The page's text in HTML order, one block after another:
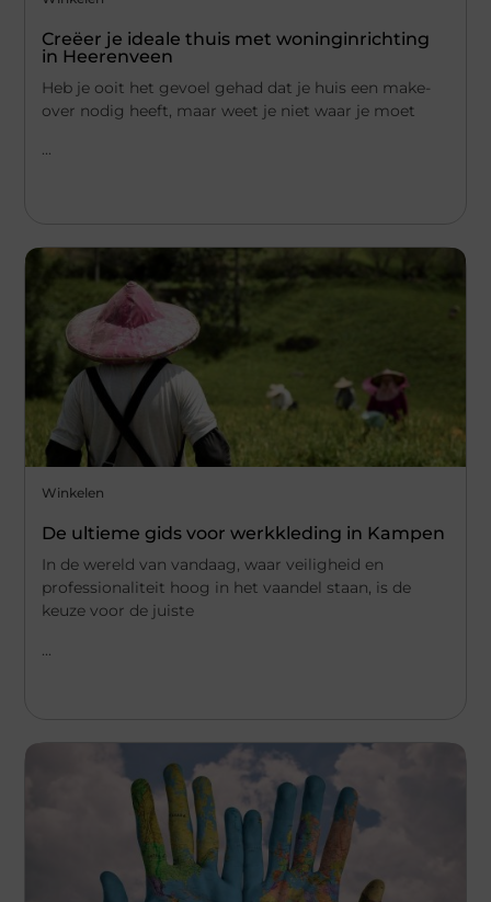
Creëer je ideale thuis met woninginrichting
in Heerenveen
Heb je ooit het gevoel gehad dat je huis een make-
over nodig heeft, maar weet je niet waar je moet
...
Winkelen
De ultieme gids voor werkkleding in Kampen
In de wereld van vandaag, waar veiligheid en
professionaliteit hoog in het vaandel staan, is de
keuze voor de juiste
...